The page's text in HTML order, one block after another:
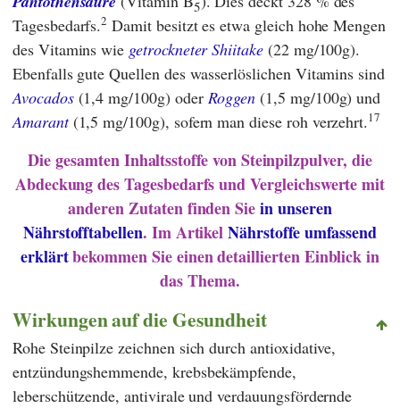
5
Tagesbedarfs.2 Damit besitzt es etwa gleich hohe Mengen
des Vitamins wie getrockneter Shiitake(22 mg/100g).
Ebenfalls gute Quellen des wasserlöslichen Vitamins sind
Avocados(1,4 mg/100g) oder Roggen (1,5 mg/100g) und
Amarant(1,5 mg/100g), sofern man diese roh verzehrt.17
Die gesamten Inhaltsstoffe von Steinpilzpulver, die
Abdeckung des Tagesbedarfs und Vergleichswerte mit
anderen Zutaten finden Siein unseren
Nährstofftabellen. Im ArtikelNährstoffe umfassend
erklärtbekommen Sie einen detaillierten Einblick in
das Thema.
Wirkungen auf die Gesundheit
Rohe Steinpilze zeichnen sich durch antioxidative,
entzündungshemmende, krebsbekämpfende,
leberschützende, antivirale und verdauungsfördernde